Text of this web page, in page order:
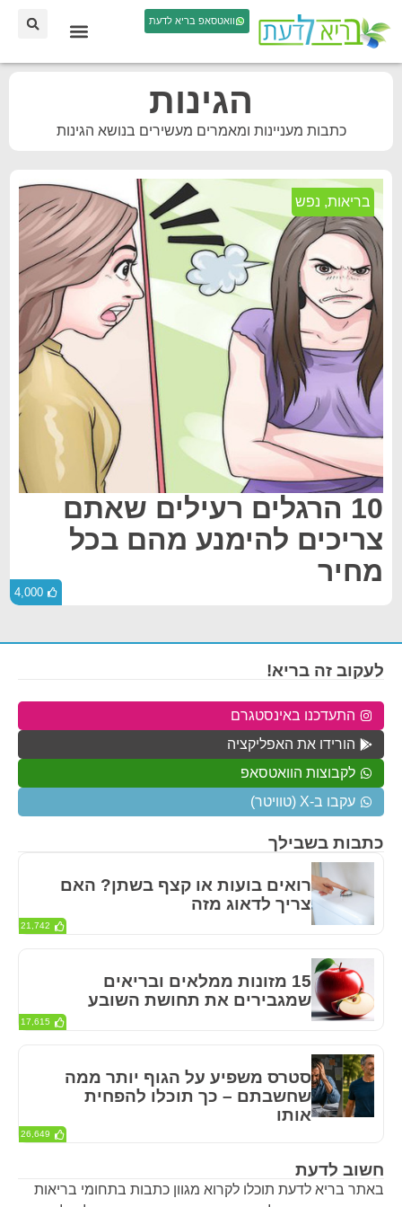
וואטסאפ בריא לדעת
הגינות
כתבות מעניינות ומאמרים מעשירים בנושא הגינות
בריאות, נפש
10 הרגלים רעילים שאתם
צריכים להימנע מהם בכל
מחיר
4,000
חשוב לדעת
באתר בריא לדעת תוכלו לקרוא מגוון כתבות בתחומי בריאות
כתבות בשבילך
רואים בועות או קצף בשתן? האם
צריך לדאוג מזה
21,742
15 מזונות ממלאים ובריאים
שמגבירים את תחושת השובע
17,615
סטרס משפיע על הגוף יותר ממה
שחשבתם – כך תוכלו להפחית
אותו
26,649
לעקוב זה בריא!
התעדכנו באינסטגרם
הורידו את האפליקציה
לקבוצות הוואטסאפ
עקבו ב-X (טוויטר)